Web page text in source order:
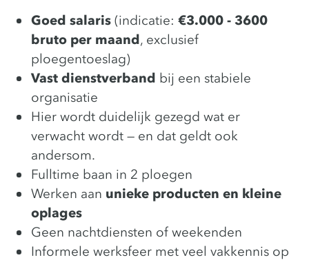
Goed salaris (indicatie:€3.000 - 3600
bruto per maand, exclusief
ploegentoeslag)
Vast dienstverband bij een stabiele
organisatie
Hier wordt duidelijk gezegd wat er
verwacht wordt — en dat geldt ook
andersom.
Fulltime baan in 2 ploegen
Werken aan unieke producten en kleine
oplages
Geen nachtdiensten of weekenden
Informele werksfeer met veel vakkennis op